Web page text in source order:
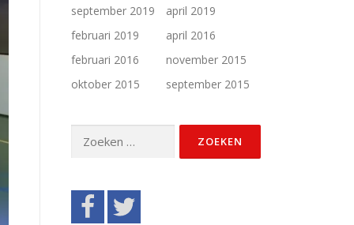
september 2019
april 2019
februari 2019
april 2016
februari 2016
november 2015
oktober 2015
september 2015
naar: